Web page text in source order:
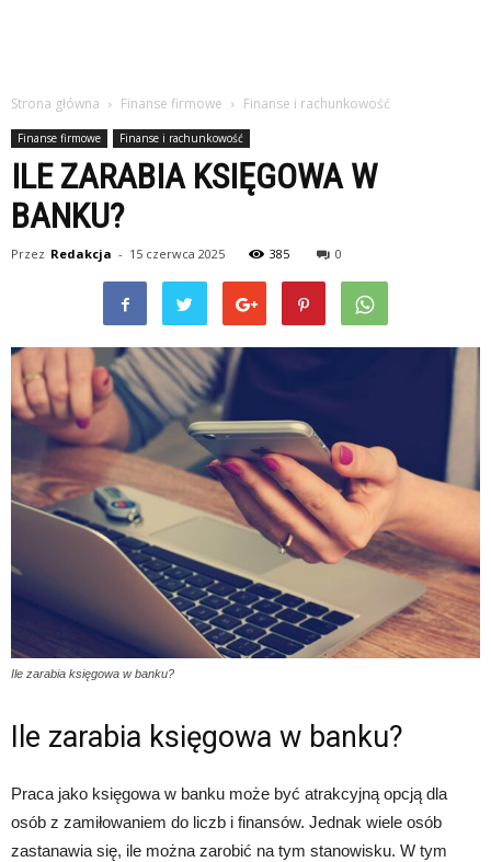
Strona główna Finanse firmowe Finanse i rachunkowość
Finanse firmowe Finanse i rachunkowość
ILE ZARABIA KSIĘGOWA W
BANKU?
Przez Redakcja - 15 czerwca 2025 385 0
Ile zarabia księgowa w banku?
Ile zarabia księgowa w banku?
Praca jako księgowa w banku może być atrakcyjną opcją dla
osób z zamiłowaniem do liczb i finansów. Jednak wiele osób
zastanawia się, ile można zarobić na tym stanowisku. W tym